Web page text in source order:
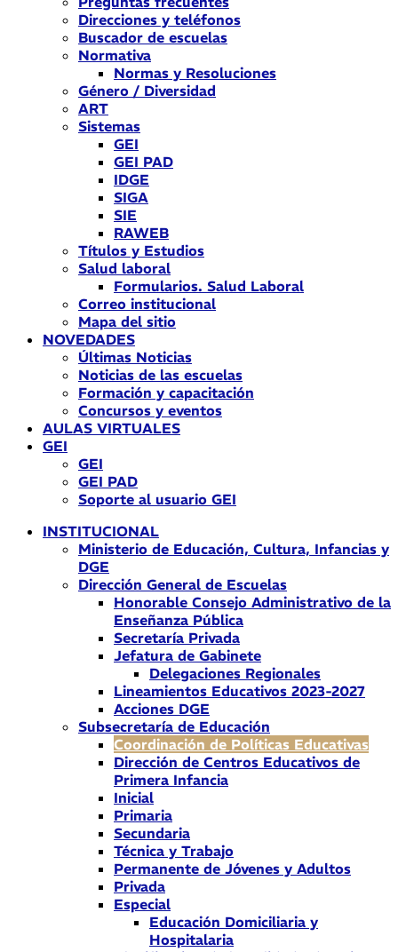
Direcciones y teléfonos
Buscador de escuelas
Normativa
Normas y Resoluciones
Género / Diversidad
ART
Sistemas
GEI
GEI PAD
IDGE
SIGA
SIE
RAWEB
Títulos y Estudios
Salud laboral
Formularios. Salud Laboral
Correo institucional
Mapa del sitio
NOVEDADES
Últimas Noticias
Noticias de las escuelas
Formación y capacitación
Concursos y eventos
AULAS VIRTUALES
GEI
GEI
GEI PAD
Soporte al usuario GEI
INSTITUCIONAL
Ministerio de Educación, Cultura, Infancias y
DGE
Dirección General de Escuelas
Honorable Consejo Administrativo de la
Enseñanza Pública
Secretaría Privada
Jefatura de Gabinete
Delegaciones Regionales
Lineamientos Educativos 2023-2027
Acciones DGE
Subsecretaría de Educación
Coordinación de Políticas Educativas
Dirección de Centros Educativos de
Primera Infancia
Inicial
Primaria
Secundaria
Técnica y Trabajo
Permanente de Jóvenes y Adultos
Privada
Especial
Educación Domiciliaria y
Hospitalaria